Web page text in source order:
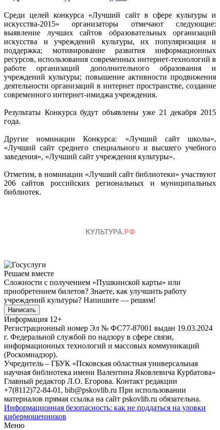
Среди целей конкурса «Лучший сайт в сфере культуры и
искусства-2015» организаторы отмечают следующие:
выявление лучших сайтов образовательных организаций
искусства и учреждений культуры, их популяризация и
поддержка; мотивирование развития информационных
ресурсов, использования современных интернет-технологий в
работе организаций дополнительного образования и
учреждений культуры; повышение активности продвижения
деятельности организаций в интернет пространстве, создание
современного интернет-имиджа учреждения.
Результаты Конкурса будут объявлены уже 21 декабря 2015
года.
Другие номинации Конкурса: «Лучший сайт школы»,
«Лучший сайт среднего специального и высшего учебного
заведения», «Лучший сайт учреждения культуры».
Отметим, в номинации «Лучший сайт библиотеки» участвуют
206 сайтов российских региональных и муниципальных
библиотек.
Решаем вместе
Сложности с получением «Пушкинской карты» или
приобретением билетов? Знаете, как улучшить работу
учреждений культуры? Напишите — решим!
Написать
Информация 12+
Регистрационный номер Эл № ФС77-87001 выдан 19.03.2024
г. Федеральной службой по надзору в сфере связи,
информационных технологий и массовых коммуникаций
(Роскомнадзор).
Учредитель – ГБУК «Псковская областная универсальная
научная библиотека имени Валентина Яковлевича Курбатова»
Главный редактор Л.О. Егорова. Контакт редакции
+7(8112)72-84-01, bib@pskovlib.ru При использовании
материалов прямая ссылка на сайт pskovlib.ru обязательна.
Информационная безопасность: как не поддаться на уловки
кибермошенников
Меню